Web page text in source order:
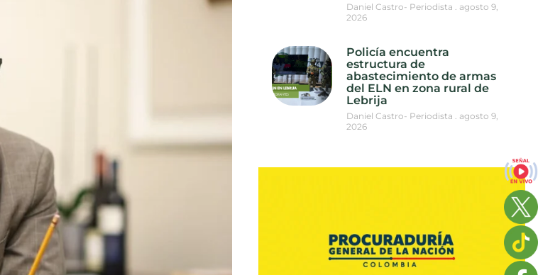
Daniel Castro- Periodista
agosto 9,
2026
Policía encuentra
estructura de
abastecimiento de armas
del ELN en zona rural de
Lebrija
Daniel Castro- Periodista
agosto 9,
2026